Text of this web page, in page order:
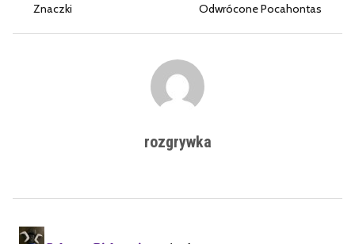
Odwrócone Pocahontas
Znaczki
rozgrywka